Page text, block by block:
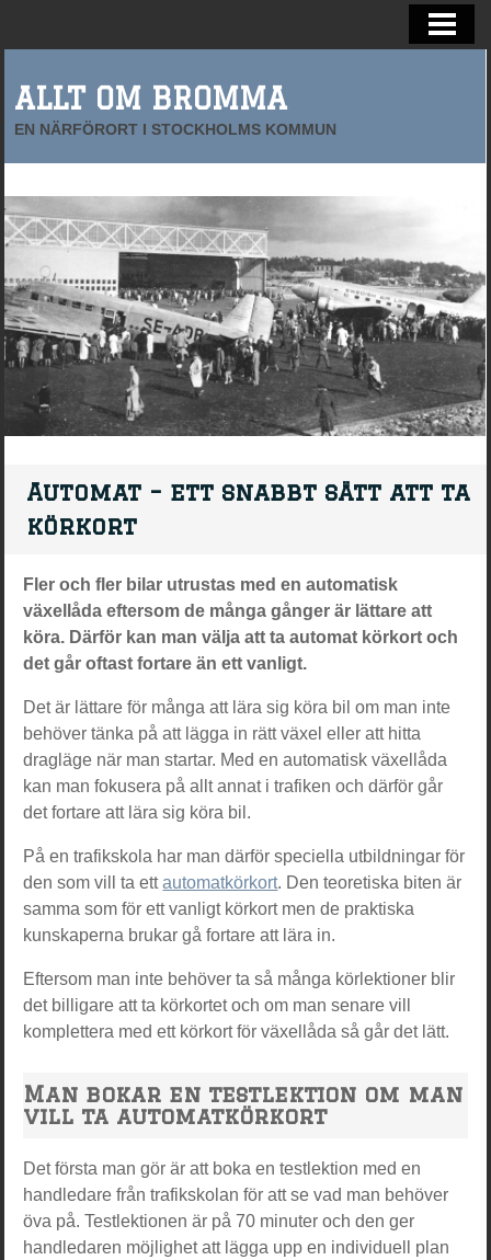
ALLT OM BROMMA
EN NÄRFÖRORT I STOCKHOLMS KOMMUN
Automat – ett snabbt sätt att ta
körkort
Fler och fler bilar utrustas med en automatisk
växellåda eftersom de många gånger är lättare att
köra. Därför kan man välja att ta automat körkort och
det går oftast fortare än ett vanligt.
Det är lättare för många att lära sig köra bil om man inte
behöver tänka på att lägga in rätt växel eller att hitta
dragläge när man startar. Med en automatisk växellåda
kan man fokusera på allt annat i trafiken och därför går
det fortare att lära sig köra bil.
På en trafikskola har man därför speciella utbildningar för
den som vill ta ettautomatkörkort. Den teoretiska biten är
samma som för ett vanligt körkort men de praktiska
kunskaperna brukar gå fortare att lära in.
Eftersom man inte behöver ta så många körlektioner blir
det billigare att ta körkortet och om man senare vill
komplettera med ett körkort för växellåda så går det lätt.
Man bokar en testlektion om man
vill ta automatkörkort
Det första man gör är att boka en testlektion med en
handledare från trafikskolan för att se vad man behöver
öva på. Testlektionen är på 70 minuter och den ger
handledaren möjlighet att lägga upp en individuell plan